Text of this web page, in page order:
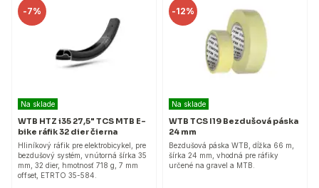
-7%
Na sklade
WTB HTZ i35 27,5" TCS MTB E-
bike ráfik 32 dier čierna
Hliníkový ráfik pre elektrobicykel, pre
bezdušový systém, vnútorná šírka 35
mm, 32 dier, hmotnosť 718 g, 7 mm
offset, ETRTO 35-584.
-12%
Na sklade
WTB TCS I19 Bezdušová páska
24 mm
Bezdušová páska WTB, dĺžka 66 m,
šírka 24 mm, vhodná pre ráfiky
určené na gravel a MTB.